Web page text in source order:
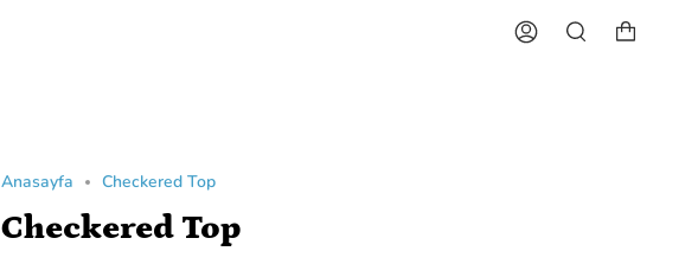
HesapAra
Anasayfa Checkered Top
Checkered Top